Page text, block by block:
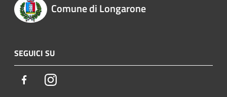
Comune di Longarone
SEGUICI SU
FacebookInstagram